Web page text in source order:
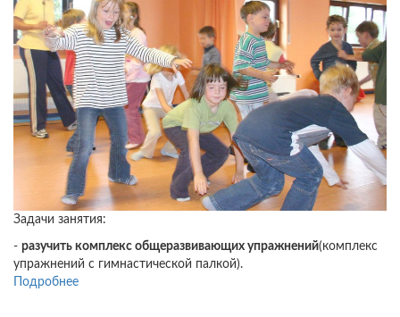
Задачи занятия:
- разучить комплекс общеразвивающих упражнений(комплекс
упражнений с гимнастической палкой).
Подробнее